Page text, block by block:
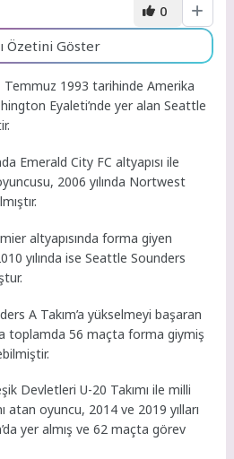
0
Özetini Göster
Temmuz 1993 tarihinde Amerika
Eyaleti’nde yer alan Seattle
Emerald City FC altyapısı ile
2006 yılında Nortwest
altyapısında forma giyen
yılında ise Seattle Sounders
A Takım’a yükselmeyi başaran
toplamda 56 maçta forma giymiş
Devletleri U-20 Takımı ile milli
atan oyuncu, 2014 ve 2019 yılları
yer almış ve 62 maçta görev